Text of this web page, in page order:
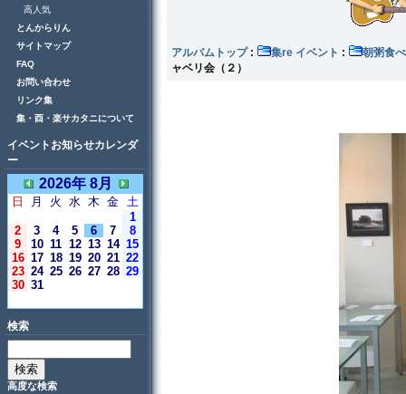
高人気
とんからりん
サイトマップ
FAQ
お問い合わせ
リンク集
集・酉・楽サカタニについて
イベントお知らせカレンダ
ー
2026年 8月
日 月 火 水 木 金 土
1
2
3 4 5 6 7
8
9
10 11 12 13 14 15
16 17 18 19 20 21 22
23 24 25 26 27 28 29
30 31
検索
高度な検索
アルバムトップ: 集re イベント :
朝粥食
ャベリ会（２）